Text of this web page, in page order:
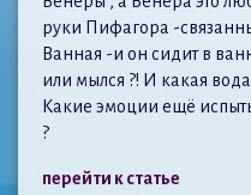
руки Пифагора -
Ванная -и он сидит в
или мылся ?! И какая
Какие эмоции ещё
?
перейти к статье